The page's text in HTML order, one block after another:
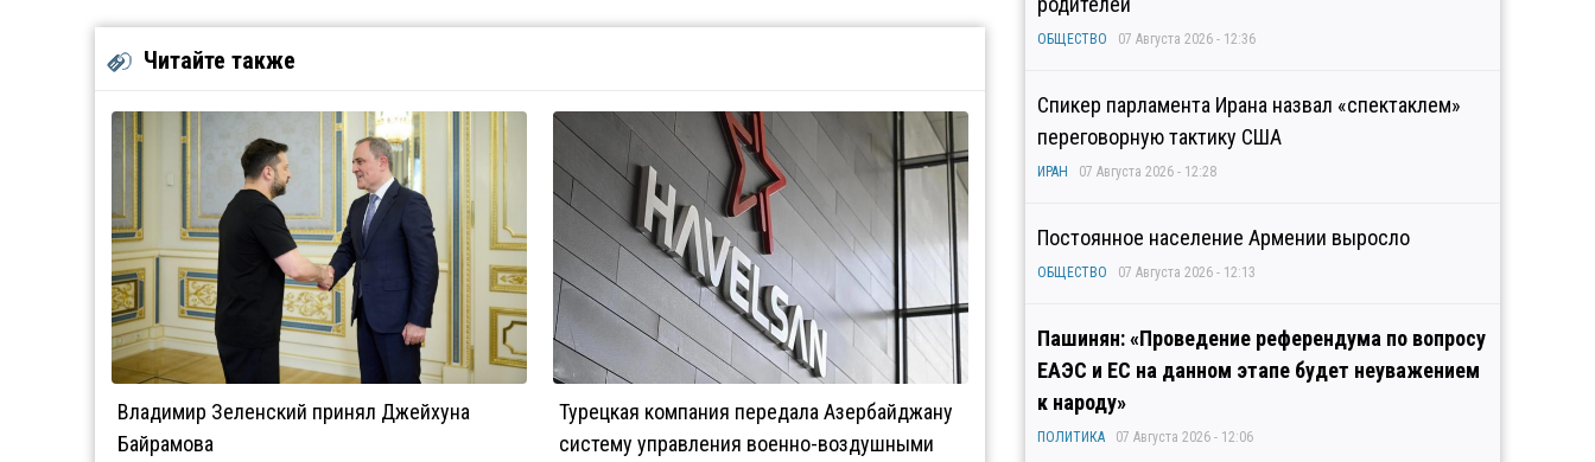
Читайте также
Владимир Зеленский принял Джейхуна
Байрамова
Турецкая компания передала Азербайджану
систему управления военно-воздушными
ОБЩЕСТВО 07 Августа 2026 - 12:36
Спикер парламента Ирана назвал «спектаклем»
переговорную тактику США
ИРАН 07 Августа 2026 - 12:28
Постоянное население Армении выросло
ОБЩЕСТВО 07 Августа 2026 - 12:13
Пашинян: «Проведение референдума по вопросу
ЕАЭС и ЕС на данном этапе будет неуважением
к народу»
ПОЛИТИКА 07 Августа 2026 - 12:06